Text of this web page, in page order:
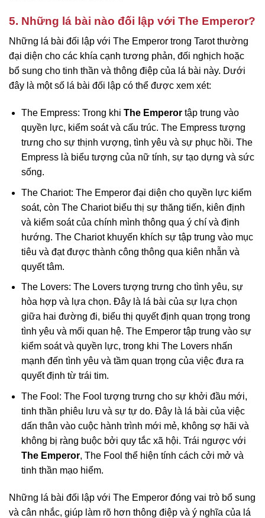
5. Những lá bài nào đối lập với The Emperor?
Những lá bài đối lập với The Emperor trong Tarot thường
đại diện cho các khía cạnh tương phản, đối nghịch hoặc
bổ sung cho tinh thần và thông điệp của lá bài này. Dưới
đây là một số lá bài đối lập có thể được xem xét:
The Empress: Trong khi The Emperortập trung vào
quyền lực, kiểm soát và cấu trúc. The Empress tượng
trưng cho sự thịnh vượng, tình yêu và sự phục hồi. The
Empress là biểu tượng của nữ tính, sự tạo dựng và sức
sống.
The Chariot: The Emperor đại diện cho quyền lực kiểm
soát, còn The Chariot biểu thị sự thăng tiến, kiên định
và kiểm soát của chính mình thông qua ý chí và định
hướng. The Chariot khuyến khích sự tập trung vào mục
tiêu và đạt được thành công thông qua kiên nhẫn và
quyết tâm.
The Lovers: The Lovers tượng trưng cho tình yêu, sự
hòa hợp và lựa chọn. Đây là lá bài của sự lựa chọn
giữa hai đường đi, biểu thị quyết định quan trọng trong
tình yêu và mối quan hệ. The Emperor tập trung vào sự
kiểm soát và quyền lực, trong khi The Lovers nhấn
mạnh đến tình yêu và tầm quan trọng của việc đưa ra
quyết định từ trái tim.
The Fool: The Fool tượng trưng cho sự khởi đầu mới,
tinh thần phiêu lưu và sự tự do. Đây là lá bài của việc
dấn thân vào cuộc hành trình mới mẻ, không sợ hãi và
không bị ràng buộc bởi quy tắc xã hội. Trái ngược với
The Emperor, The Fool thể hiện tính cách cởi mở và
tinh thần mạo hiểm.
Những lá bài đối lập với The Emperor đóng vai trò bổ sung
và cân nhắc, giúp làm rõ hơn thông điệp và ý nghĩa của lá